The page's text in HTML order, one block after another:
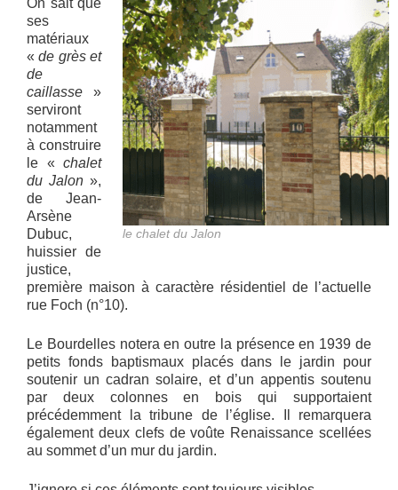
le chalet du Jalon
ses
matériaux
«de grès et
de
caillasse »
serviront
notamment
à construire
le « chalet
du Jalon »,
de Jean-
Arsène
Dubuc,
huissier de
justice,
première maison à caractère résidentiel de l’actuelle
rue Foch (n°10).
Le Bourdelles notera en outre la présence en 1939 de
petits fonds baptismaux placés dans le jardin pour
soutenir un cadran solaire, et d’un appentis soutenu
par deux colonnes en bois qui supportaient
précédemment la tribune de l’église. Il remarquera
également deux clefs de voûte Renaissance scellées
au sommet d’un mur du jardin.